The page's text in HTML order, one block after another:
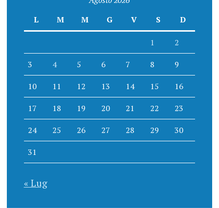
L
M M G V S D
1 2
3 4 5 6 7 8 9
10 11 12 13 14 15 16
17 18 19 20 21 22 23
24 25 26 27 28 29 30
31
« Lug